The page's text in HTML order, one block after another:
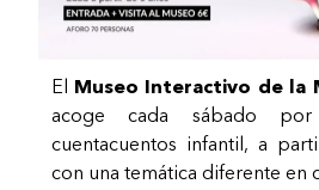
El Museo Interactivo de la
acoge cada sábado
cuentacuentos infantil, a
con una temática diferente en